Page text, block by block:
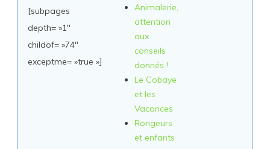
[subpages
depth= »1″
childof= »74″
exceptme= »true »]
Animalerie,
attention
aux
conseils
donnés !
Le Cobaye
et les
Vacances
Rongeurs
et enfants